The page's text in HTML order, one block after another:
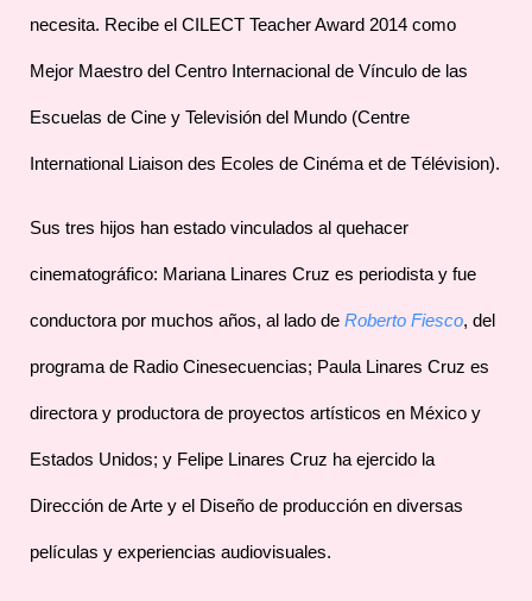
necesita. Recibe el CILECT Teacher Award 2014 como
Mejor Maestro del Centro Internacional de Vínculo de las
Escuelas de Cine y Televisión del Mundo (Centre
International Liaison des Ecoles de Cinéma et de Télévision).
Sus tres hijos han estado vinculados al quehacer
cinematográfico: Mariana Linares Cruz es periodista y fue
conductora por muchos años, al lado de Roberto Fiesco, del
programa de Radio Cinesecuencias; Paula Linares Cruz es
directora y productora de proyectos artísticos en México y
Estados Unidos; y Felipe Linares Cruz ha ejercido la
Dirección de Arte y el Diseño de producción en diversas
películas y experiencias audiovisuales.